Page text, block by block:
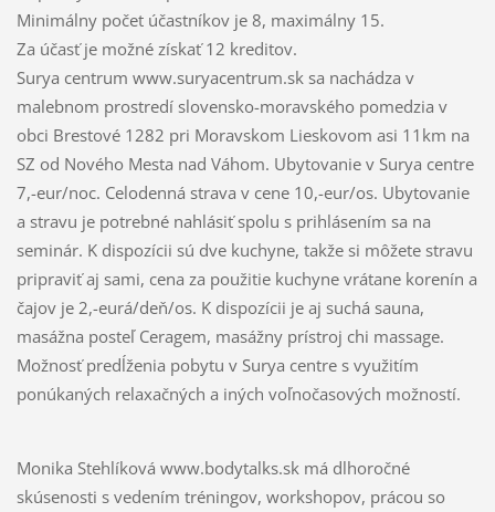
Minimálny počet účastníkov je 8, maximálny 15.
Za účasť je možné získať 12 kreditov.
Surya centrum www.suryacentrum.sk sa nachádza v
malebnom prostredí slovensko-moravského pomedzia v
obci Brestové 1282 pri Moravskom Lieskovom asi 11km na
SZ od Nového Mesta nad Váhom. Ubytovanie v Surya centre
7,-eur/noc. Celodenná strava v cene 10,-eur/os. Ubytovanie
a stravu je potrebné nahlásiť spolu s prihlásením sa na
seminár. K dispozícii sú dve kuchyne, takže si môžete stravu
pripraviť aj sami, cena za použitie kuchyne vrátane korenín a
čajov je 2,-eurá/deň/os. K dispozícii je aj suchá sauna,
masážna posteľ Ceragem, masážny prístroj chi massage.
Možnosť predĺženia pobytu v Surya centre s využitím
ponúkaných relaxačných a iných voľnočasových možností.
Monika Stehlíková www.bodytalks.sk má dlhoročné
skúsenosti s vedením tréningov, workshopov, prácou so